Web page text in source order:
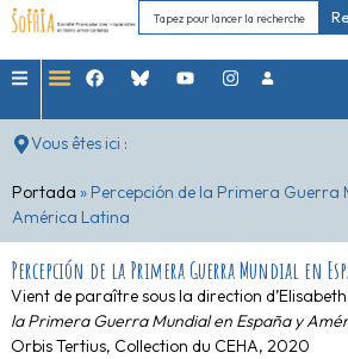
Vous êtes ici :
Portada » Percepción de la Primera Guerra
América Latina
Percepción de la Primera Guerra Mundial en
Vient de paraître sous la direction
la Primera Guerra Mundial en España y
OrbisTertius, Collection du CEHA, 2020